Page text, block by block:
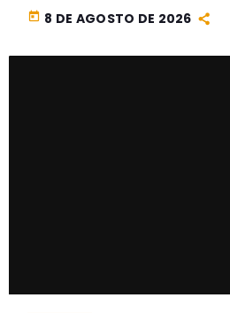
today 8 DE AGOSTO DE 2026